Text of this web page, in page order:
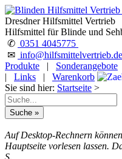
Dresdner Hilfsmittel Vertrieb
Hilfsmittel für Blinde und
✆ 0351 4045775
✉ info@hilfsmittelvertrieb.de
Produkte
| Sonderangebote
|
Links |
Warenkorb
Sie sind hier: Startseite >
Auf Desktop-Rechnern
Hauptseite vorlesen lassen.
S.